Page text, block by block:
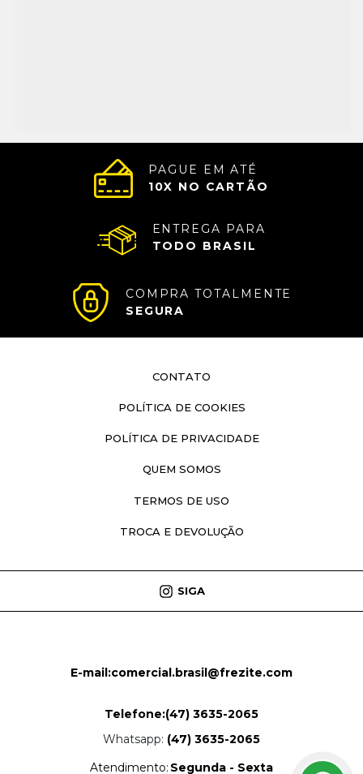
PAGUE EM ATÉ
10X NO CARTÃO
ENTREGA PARA
TODO BRASIL
COMPRA TOTALMENTE
SEGURA
CONTATO
POLÍTICA DE COOKIES
POLÍTICA DE PRIVACIDADE
QUEM SOMOS
TERMOS DE USO
TROCA E DEVOLUÇÃO
SIGA
E-mail:comercial.brasil@frezite.com
Telefone:(47) 3635-2065
Whatsapp: (47) 3635-2065
Atendimento: Segunda - Sexta